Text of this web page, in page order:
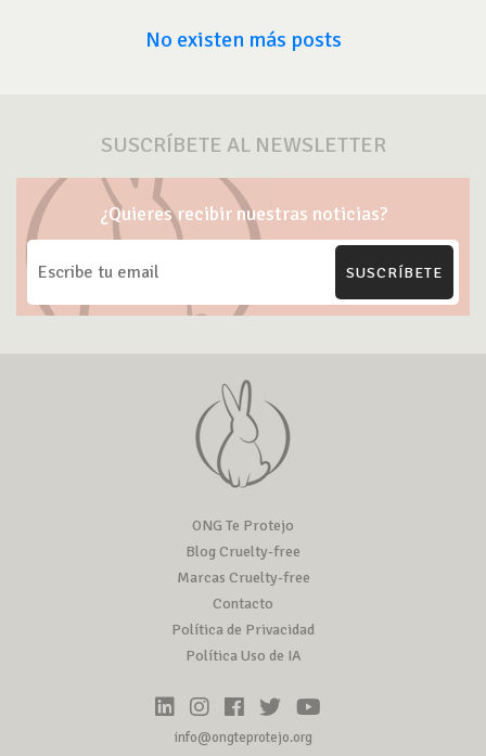
No existen más posts
SUSCRÍBETE AL NEWSLETTER
¿Quieres recibir nuestras noticias?
SUSCRÍBETE
ONG Te Protejo
Blog Cruelty-free
Marcas Cruelty-free
Contacto
Política de Privacidad
Política Uso de IA
info@ongteprotejo.org